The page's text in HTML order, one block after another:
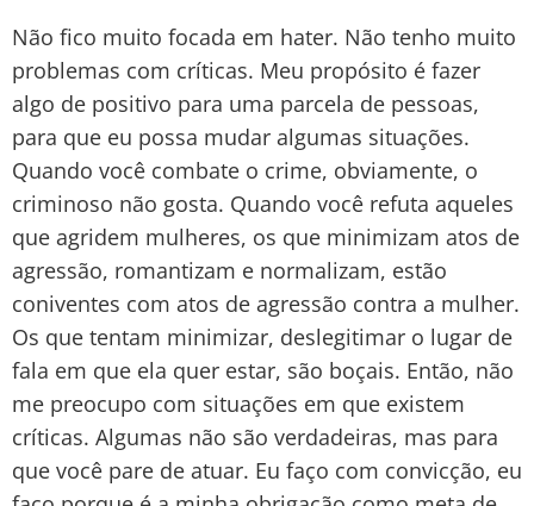
Não fico muito focada em hater. Não tenho muito
problemas com críticas. Meu propósito é fazer
algo de positivo para uma parcela de pessoas,
para que eu possa mudar algumas situações.
Quando você combate o crime, obviamente, o
criminoso não gosta. Quando você refuta aqueles
que agridem mulheres, os que minimizam atos de
agressão, romantizam e normalizam, estão
coniventes com atos de agressão contra a mulher.
Os que tentam minimizar, deslegitimar o lugar de
fala em que ela quer estar, são boçais. Então, não
me preocupo com situações em que existem
críticas. Algumas não são verdadeiras, mas para
que você pare de atuar. Eu faço com convicção, eu